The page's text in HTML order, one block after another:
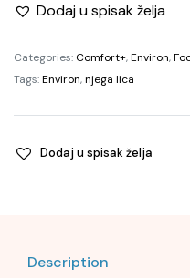
Dodaj u spisak želja
Categories: Comfort+,Environ,
Tags:Environ,njega lica
Dodaj u spisak želja
Description